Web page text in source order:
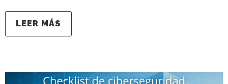
LEER MÁS